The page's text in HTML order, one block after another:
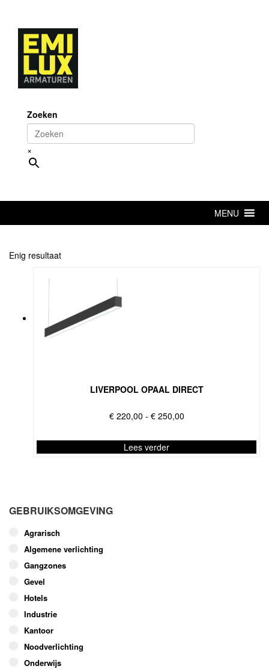
content
Zoeken
×
MENU
Enig resultaat
LIVERPOOL OPAAL DIRECT
€220,00 - €250,00Prijsklasse:
tot
€ 250,00
Lees verder
variaties.
optie
kan
gekozen
worden
op
productpagina
GEBRUIKSOMGEVING
Agrarisch
Algemene verlichting
Gangzones
Gevel
Hotels
Industrie
Kantoor
Noodverlichting
Onderwijs